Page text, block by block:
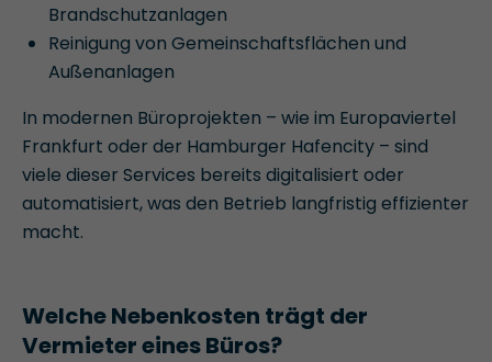
Brandschutzanlagen
Reinigung von Gemeinschaftsflächen und
Außenanlagen
In modernen Büroprojekten – wie im Europaviertel
Frankfurt oder der Hamburger Hafencity – sind
viele dieser Services bereits digitalisiert oder
automatisiert, was den Betrieb langfristig effizienter
macht.
Welche Nebenkosten trägt der
Vermieter eines Büros?